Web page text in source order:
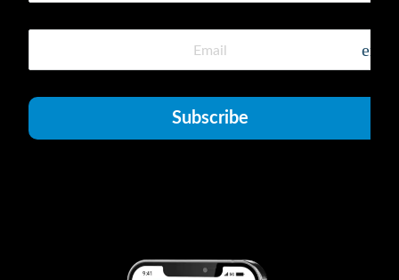
Subscribe